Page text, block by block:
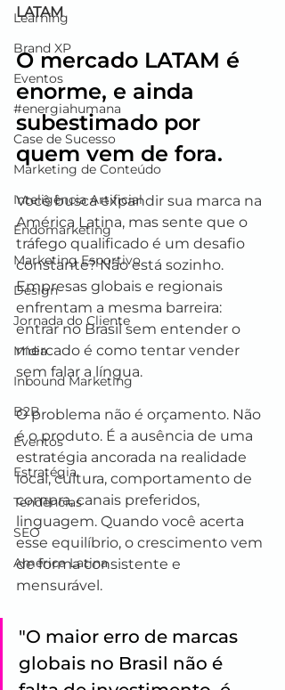
Learning
Brand XP
Eventos
#energiahumana
Case de Sucesso
Marketing de Conteúdo
Inteligência Artificial
Endomarketing
Marketing Esportivo
Design
Jornada do Cliente
Mídia
Inbound Marketing
B2B
Eventos
Estratégia
Tendências
SEO
América Latina
LATAM
O mercado LATAM é
enorme, e ainda
subestimado por
quem vem de fora.
Você busca expandir sua marca na
América Latina, mas sente que o
tráfego qualificado é um desafio
constante? Não está sozinho.
Empresas globais e regionais
enfrentam a mesma barreira:
entrar no Brasil sem entender o
mercado é como tentar vender
sem falar a língua.
O problema não é orçamento. Não
é o produto. É a ausência de uma
estratégia ancorada na realidade
local, cultura, comportamento de
compra, canais preferidos,
linguagem. Quando você acerta
esse equilíbrio, o crescimento vem
de forma consistente e
mensurável.
"O maior erro de marcas
globais no Brasil não é